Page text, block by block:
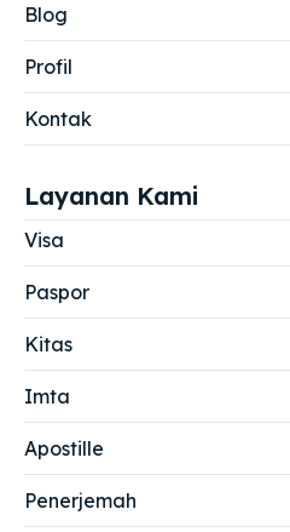
Blog
Profil
Kontak
Layanan Kami
Visa
Paspor
Kitas
Imta
Apostille
Penerjemah